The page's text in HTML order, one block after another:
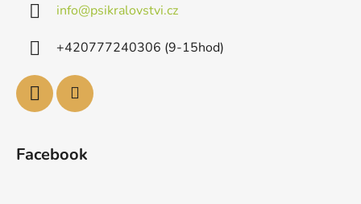
info@psikralovstvi.cz
+420777240306 (9-15hod)
Facebook